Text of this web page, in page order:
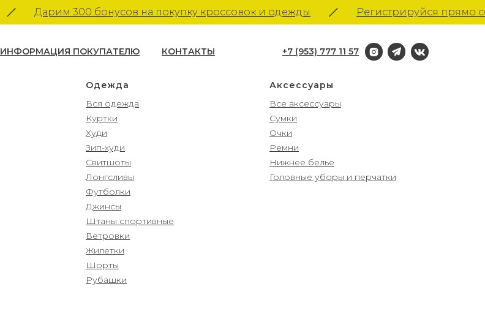
Дарим 300 бонусов на покупку кроссовок и одежды Регистрируйся прямо
+7 (953) 777 11 57
КОНТАКТЫ
ИНФОРМАЦИЯ ПОКУПАТЕЛЮ
Одежда
Вся одежда
Куртки
Худи
Зип-худи
Свитшоты
Лонгсливы
Футболки
Джинсы
Штаны спортивные
Ветровки
Жилетки
Шорты
Рубашки
Аксессуары
Все аксессуары
Сумки
Очки
Ремни
Нижнее белье
Головные уборы и перчатки